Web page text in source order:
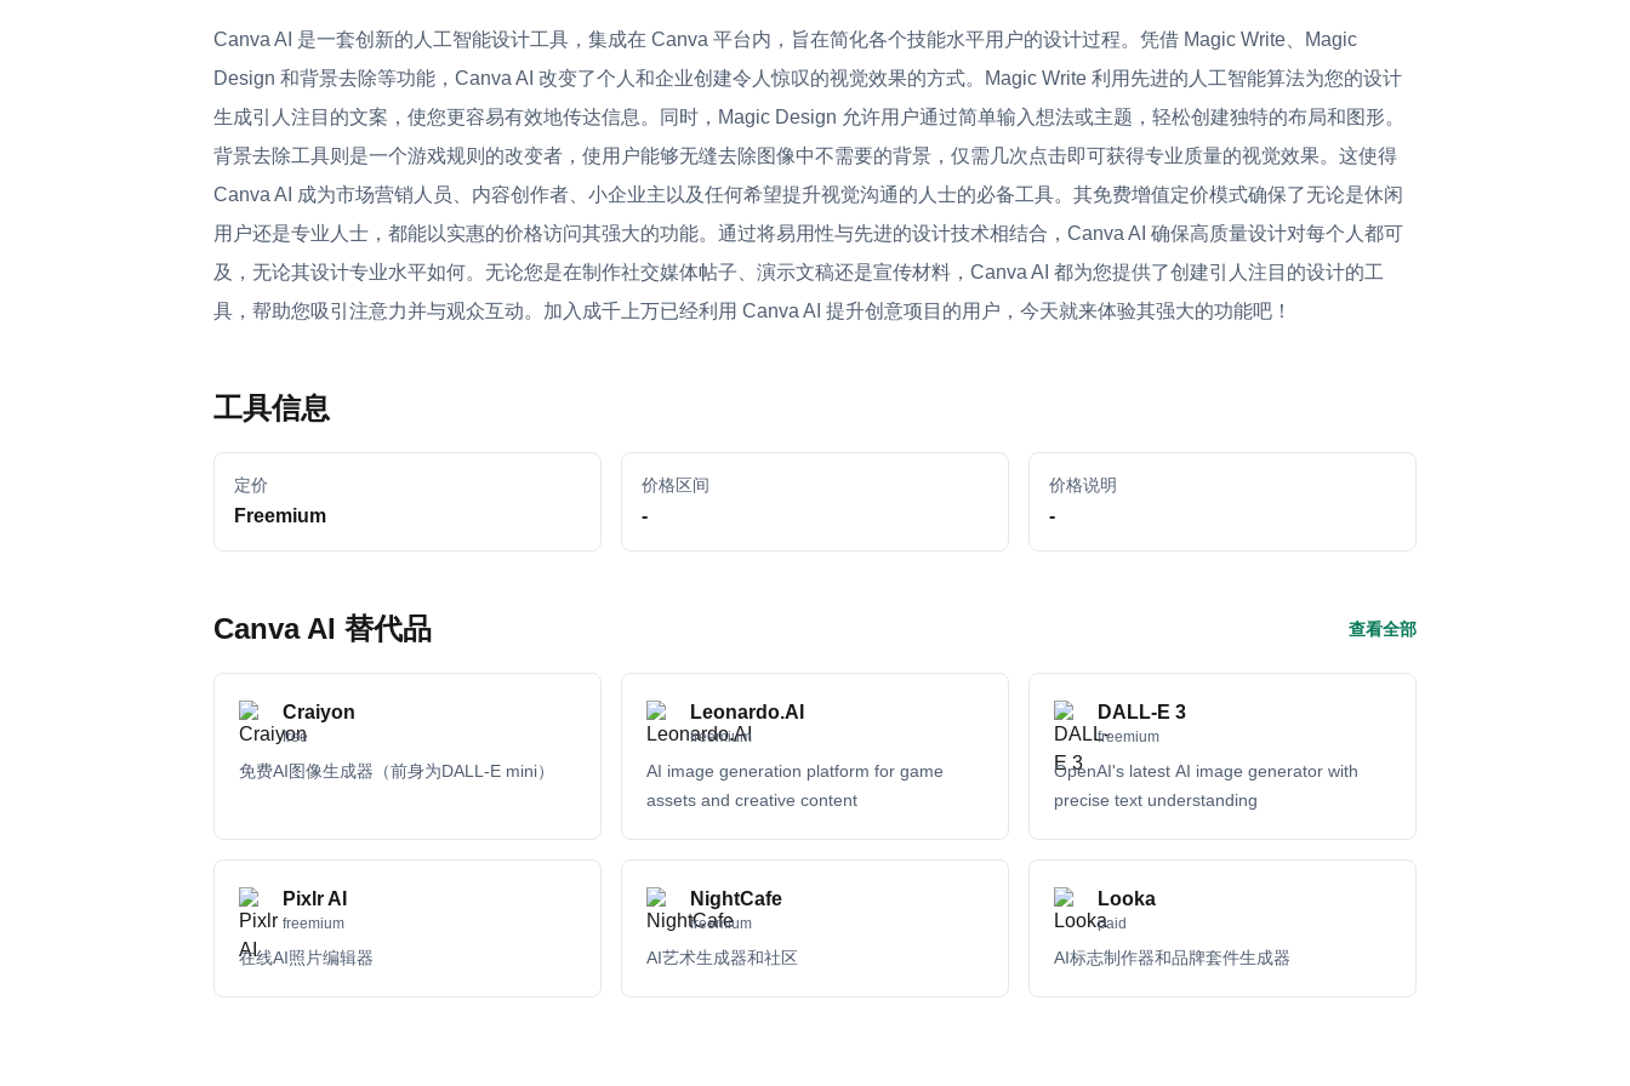
Canva AI 是一套创新的人工智能设计工具，集成在 Canva 平台内，旨在简化各个技能水平用户的设计过程。凭借 Magic Write、Magic
Design 和背景去除等功能，Canva AI 改变了个人和企业创建令人惊叹的视觉效果的方式。Magic Write 利用先进的人工智能算法为您的设计
生成引人注目的文案，使您更容易有效地传达信息。同时，Magic Design 允许用户通过简单输入想法或主题，轻松创建独特的布局和图形。
背景去除工具则是一个游戏规则的改变者，使用户能够无缝去除图像中不需要的背景，仅需几次点击即可获得专业质量的视觉效果。这使得
Canva AI 成为市场营销人员、内容创作者、小企业主以及任何希望提升视觉沟通的人士的必备工具。其免费增值定价模式确保了无论是休闲
用户还是专业人士，都能以实惠的价格访问其强大的功能。通过将易用性与先进的设计技术相结合，Canva AI 确保高质量设计对每个人都可
及，无论其设计专业水平如何。无论您是在制作社交媒体帖子、演示文稿还是宣传材料，Canva AI 都为您提供了创建引人注目的设计的工
具，帮助您吸引注意力并与观众互动。加入成千上万已经利用 Canva AI 提升创意项目的用户，今天就来体验其强大的功能吧！
工具信息
定价
Freemium
价格区间
-
价格说明
-
Canva AI 替代品 查看全部
Craiyon
free
免费AI图像生成器（前身为DALL-E mini）
Leonardo.AI
freemium
AI image generation platform for game
assets and creative content
DALL-E 3
freemium
OpenAI's latest AI image generator with
precise text understanding
Pixlr AI
freemium
在线AI照片编辑器
NightCafe
freemium
AI艺术生成器和社区
Looka
paid
AI标志制作器和品牌套件生成器